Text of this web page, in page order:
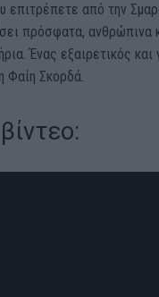
επιτρέπετε από την
πρόσφατα, ανθρώπινα
Ένας εξαιρετικός και
Φαίη Σκορδά.